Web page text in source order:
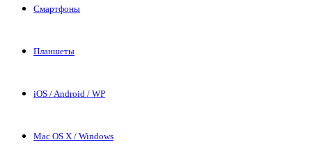
Смартфоны
Планшеты
iOS / Android / WP
Mac OS X / Windows